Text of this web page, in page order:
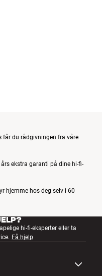
får du rådgivningen fra våre
ekstra garanti på dine hi-fi-
hjemme hos deg selv i 60
hi-fi-eksperter eller ta
Få hjelp